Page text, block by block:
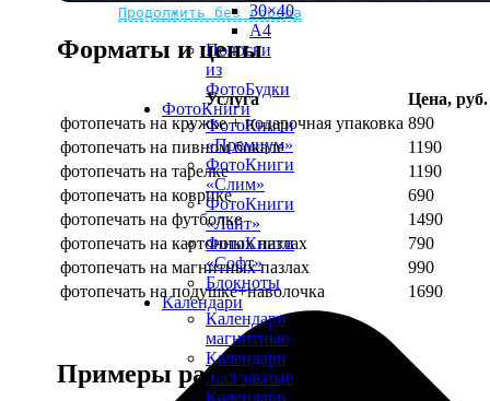
Продолжить без города
30×40
A4
Полоски
из
ФотоБудки
ФотоКниги
ФотоКниги
«Премиум»
ФотоКниги
«Слим»
ФотоКниги
«Лайт»
ФотоКниги
«Софт»
Блокноты
Календари
Календари
магнитные
Календари
настольные
Календари
Форматы и цены
Услуга
Цена, руб.
фотопечать на кружке + подарочная упаковка 890
фотопечать на пивном бокале
1190
фотопечать на тарелке
1190
фотопечать на коврике
690
фотопечать на футболке
1490
фотопечать на картонных пазлах
790
фотопечать на магнитных пазлах
990
фотопечать на подушке+наволочка
1690
Примеры работ